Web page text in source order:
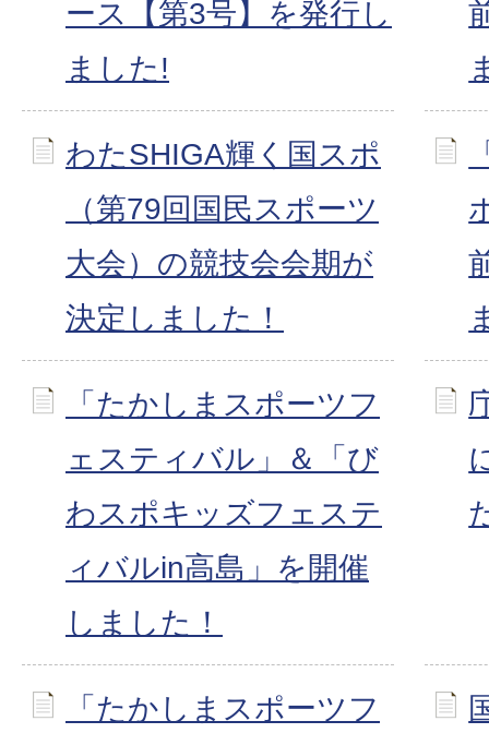
ース【第3号】を発行し
ました!
わたSHIGA輝く国スポ
（第79回国民スポーツ
大会）の競技会会期が
決定しました！
「たかしまスポーツフ
ェスティバル」＆「び
わスポキッズフェステ
ィバルin高島」を開催
しました！
「たかしまスポーツフ